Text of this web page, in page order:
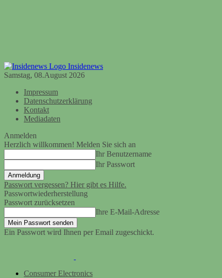
Insidenews
Samstag, 08.August 2026
Impressum
Datenschutzerklärung
Kontakt
Mediadaten
Anmelden
Herzlich willkommen! Melden Sie sich an
Ihr Benutzername
Ihr Passwort
Passwort vergessen? Hier gibt es Hilfe.
Passwortwiederherstellung
Passwort zurücksetzen
Ihre E-Mail-Adresse
Ein Passwort wird Ihnen per Email zugeschickt.
Consumer Electronics